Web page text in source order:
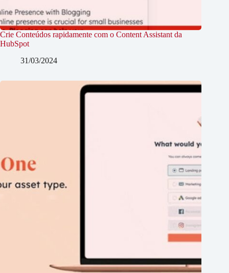
Crie Conteúdos rapidamente com o Content Assistant da
HubSpot
31/03/2024